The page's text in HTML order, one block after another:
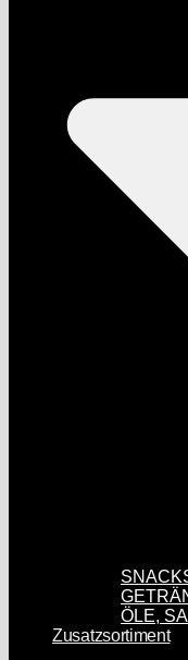
ÖLE,
Zusatzsortiment